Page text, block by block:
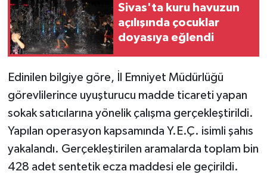
Sivas'ta kuru havuzun
açılışında çocuklar
doyasıya eğlendi
Edinilen bilgiye göre, İl Emniyet Müdürlüğü
görevlilerince uyuşturucu madde ticareti yapan
sokak satıcılarına yönelik çalışma gerçekleştirildi.
Yapılan operasyon kapsamında Y.E.Ç. isimli şahıs
yakalandı. Gerçekleştirilen aramalarda toplam bin
428 adet sentetik ecza maddesi ele geçirildi.
HABERDE İNSAN
İNSAN
İş Dünyası
Jandarma
Kadın